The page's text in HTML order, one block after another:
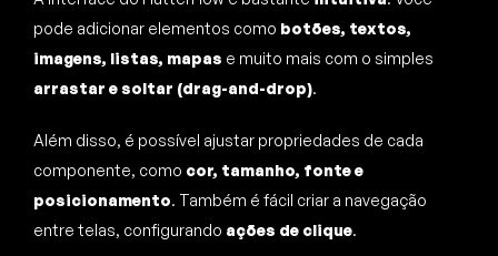
pode adicionar elementos como botões, textos,
imagens, listas, mapas e muito mais com o simples
arrastar e soltar (drag-and-drop).
Além disso, é possível ajustar propriedades de cada
componente, como cor, tamanho, fonte e
posicionamento. Também é fácil criar a navegação
entre telas, configurando ações de clique.